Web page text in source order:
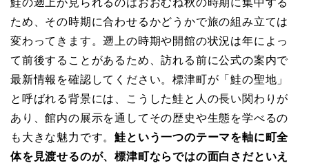
ため、その時期に合わせるかどうかで旅の組み立ては
変わってきます。遡上の時期や開館の状況は年によっ
て前後することがあるため、訪れる前に公式の案内で
最新情報を確認してください。標津町が「鮭の聖地」
と呼ばれる背景には、こうした鮭と人の長い関わりが
あり、館内の展示を通してその歴史や生態を学べるの
も大きな魅力です。鮭という一つのテーマを軸に町全
体を見渡せるのが、標津町ならではの面白さだといえ